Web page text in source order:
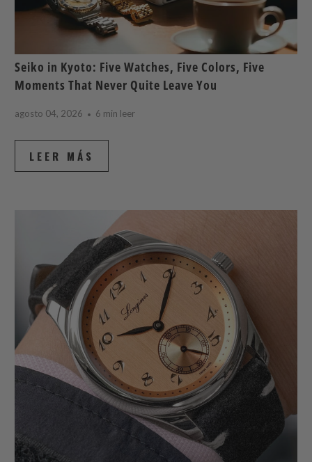
Seiko in Kyoto: Five Watches, Five Colors, Five
Moments That Never Quite Leave You
agosto 04, 2026 6 min leer
LEER MÁS